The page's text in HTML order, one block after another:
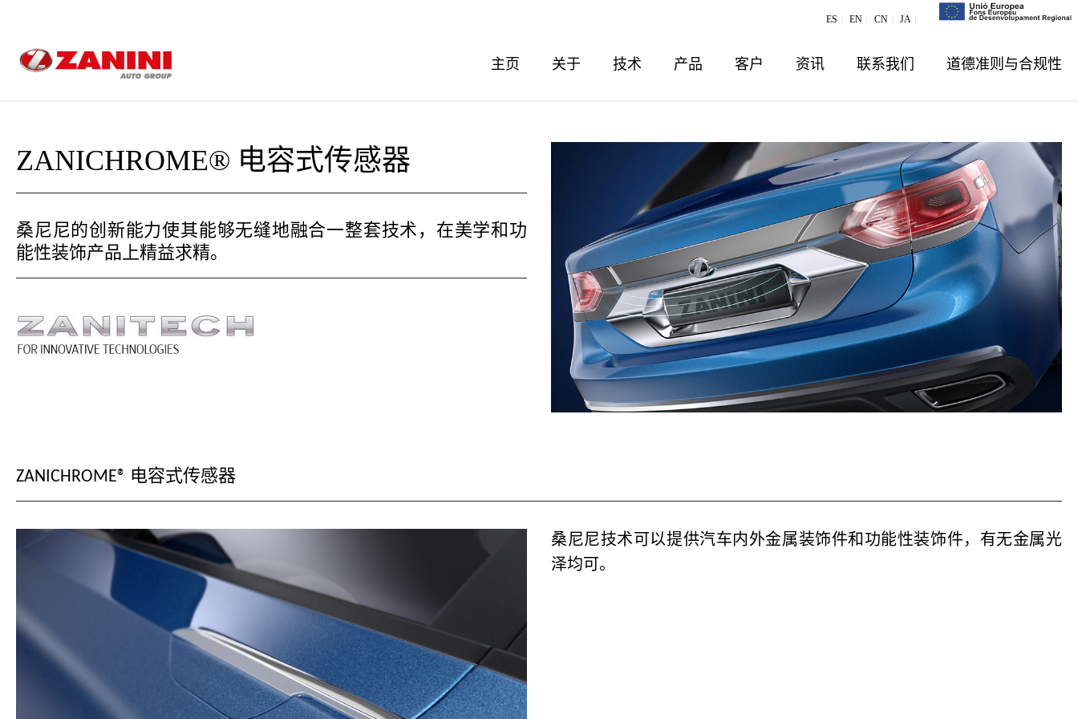
ES EN CN JA
主页 关于 技术 产品 客户 资讯 联系我们 道德准则与合规性
ZANICHROME® 电容式传感器
桑尼尼的创新能力使其能够无缝地融合一整套技术，在美学和功
能性装饰产品上精益求精。
ZANICHROME® 电容式传感器
桑尼尼技术可以提供汽车内外金属装饰件和功能性装饰件，有无金属光
泽均可。